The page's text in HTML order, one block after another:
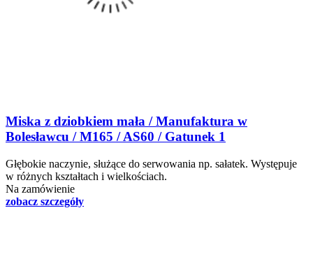
Miska z dziobkiem mała / Manufaktura w
Bolesławcu / M165 / AS60 / Gatunek 1
Głębokie naczynie, służące do serwowania np. sałatek. Występuje
w różnych kształtach i wielkościach.
Na zamówienie
zobacz szczegóły